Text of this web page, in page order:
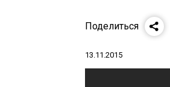
Поделиться
13.11.2015